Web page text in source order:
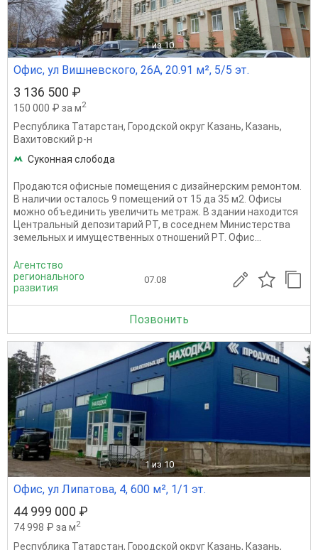
1 из 10
Офис, ул Вишневского, 26А, 20.91 м², 5/5 эт.
3 136 500 ₽
150 000 ₽ за м2
Республика Татарстан, Городской округ Казань, Казань,
Вахитовский р-н
Суконная слобода
Продаются офисные помещения с дизайнерским ремонтом.
В наличии осталось 9 помещений от 15 да 35 м2. Офисы
можно объединить увеличить метраж. В здании находится
Центральный депозитарий РТ, в соседнем Министерства
земельных и имущественных отношений РТ. Офис...
Агентство
регионального
развития
07.08
Позвонить
1 из 10
Офис, ул Липатова, 4, 600 м², 1/1 эт.
44 999 000 ₽
74 998 ₽ за м2
Республика Татарстан, Городской округ Казань, Казань,